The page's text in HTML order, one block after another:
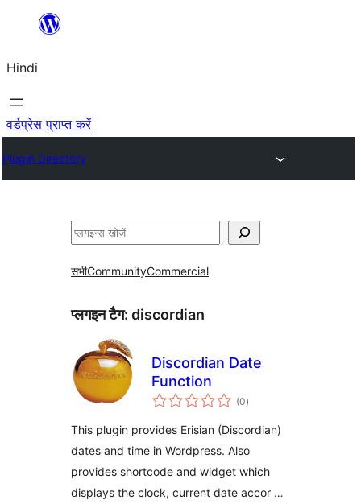
सामग्री
जाएं
Hindi
वर्डप्रेस प्राप्त करें
Plugin Directory
खोजें
सभीCommunityCommercial
प्लगइन टैग: discordian
Discordian Date
Function
(0कुल
दर)
This plugin provides Erisian (Discordian)
dates and time in Wordpress. Also
provides shortcode and widget which
displays the clock, current date accor …